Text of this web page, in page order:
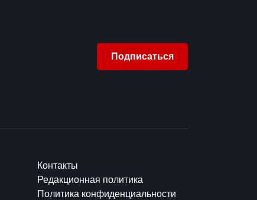
Подписаться
Контакты
Редакционная политика
Политика конфиденциальности